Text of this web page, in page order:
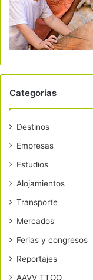
Categorías
Destinos
Empresas
Estudios
Alojamientos
Transporte
Mercados
Ferias y congresos
Reportajes
AAVV TTOO